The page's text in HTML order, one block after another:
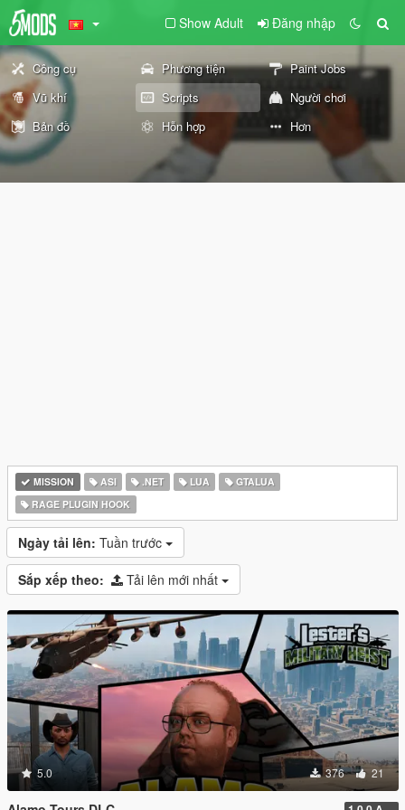
Show Adult Đăng nhập
Công cụ Phương tiện
Paint Jobs
Vũ khí
Scripts
Người chơi
Bản đồ
Hỗn hợp Hơn
MISSION ASI .NET LUA
GTALUA
RAGE PLUGIN HOOK
Ngày tải lên: Tuần trước
Sắp xếp theo: Tải lên mới nhất
5.0 376 21